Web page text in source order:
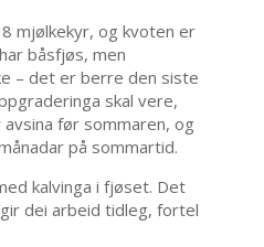
mjølkekyr, og kvoten er
båsfjøs, men
– det er berre den siste
skal vere,
før sommaren, og
på sommartid.
kalvinga i fjøset. Det
dei arbeid tidleg, fortel